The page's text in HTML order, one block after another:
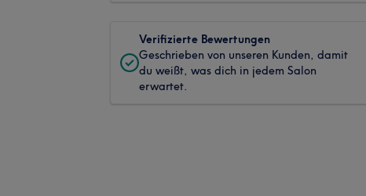
Verifizierte Bewertungen
Geschrieben von unseren Kunden, damit
du weißt, was dich in jedem Salon
erwartet.